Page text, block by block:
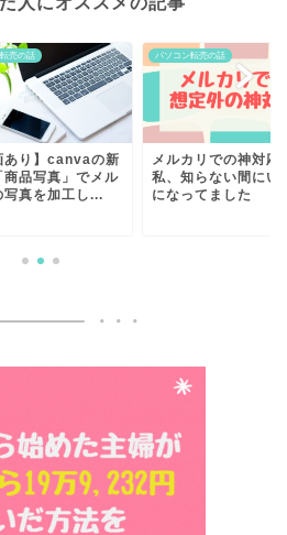
売の話
あり】canvaの新
商品写真」でメル
写真を加工し...
パソコン転売の話
メルカリでの神対
私、知らない間にい
になってました